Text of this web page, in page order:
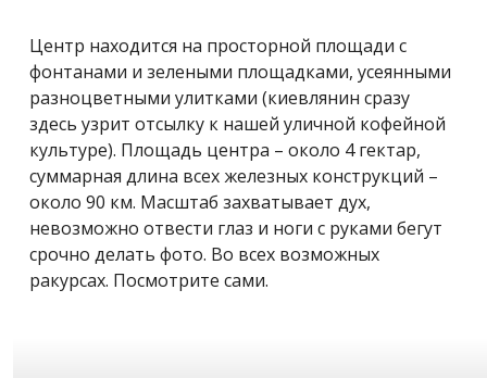
Центр находится на просторной площади с
фонтанами и зелеными площадками, усеянными
разноцветными улитками (киевлянин сразу
здесь узрит отсылку к нашей уличной кофейной
культуре). Площадь центра – около 4 гектар,
суммарная длина всех железных конструкций –
около 90 км. Масштаб захватывает дух,
невозможно отвести глаз и ноги с руками бегут
срочно делать фото. Во всех возможных
ракурсах. Посмотрите сами.